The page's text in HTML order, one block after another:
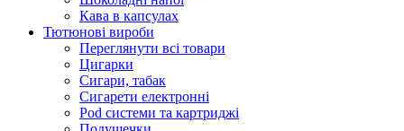
Кава в капсулах
Тютюнові вироби
Переглянути всі товари
Цигарки
Сигари, табак
Сигарети електронні
Pod системи та картриджі